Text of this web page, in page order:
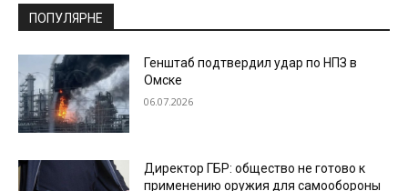
ПОПУЛЯРНЕ
Генштаб подтвердил удар по НПЗ в
Омске
06.07.2026
Директор ГБР: общество не готово к
применению оружия для самообороны